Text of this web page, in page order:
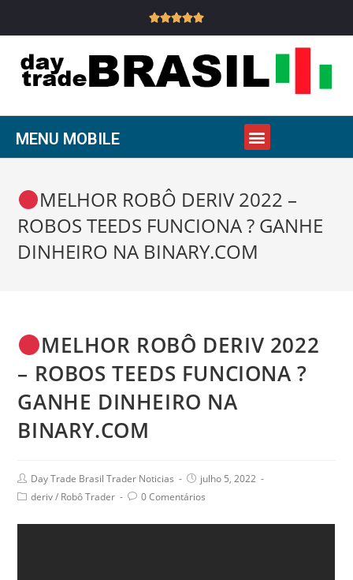

MENU MOBILE
MELHOR ROBÔ DERIV 2022 –
ROBOS TEEDS FUNCIONA ? GANHE
DINHEIRO NA BINARY.COM
MELHOR ROBÔ DERIV 2022
– ROBOS TEEDS FUNCIONA ?
GANHE DINHEIRO NA
BINARY.COM
Day Trade Brasil Trader Noticias
julho 5, 2022
deriv / Robô Trader 0 Comentários